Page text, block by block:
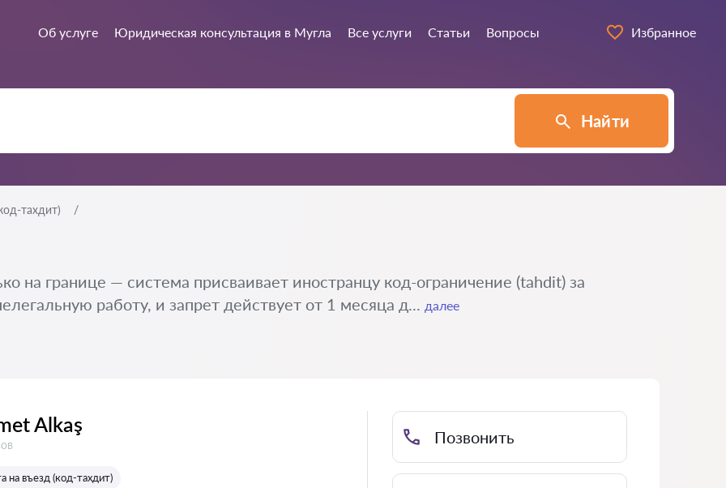
Об услуге Юридическая консультация в Мугла Все услуги Статьи Вопросы Избранное
Найти
тахдит)
на границе — система присваивает иностранцу код-ограничение (tahdit) за
работу, и запрет действует от 1 месяца д... далее
Alkaş
на въезд (код-тахдит)
Позвонить